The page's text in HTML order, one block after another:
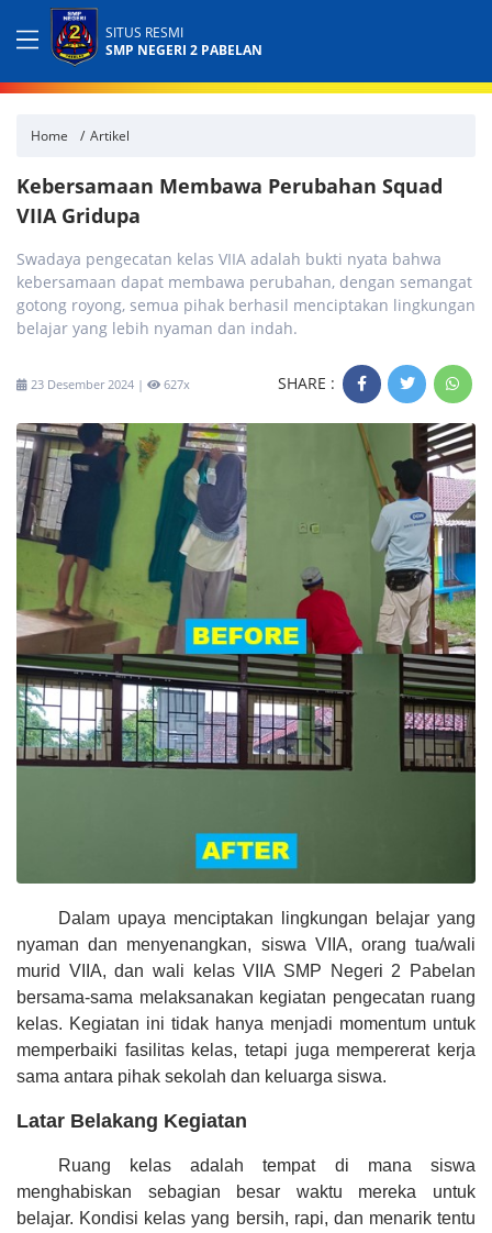
SITUS RESMI
SMP NEGERI 2 PABELAN
Home Artikel
Kebersamaan Membawa Perubahan Squad
VIIA Gridupa
Swadaya pengecatan kelas VIIA adalah bukti nyata bahwa
kebersamaan dapat membawa perubahan, dengan semangat
gotong royong, semua pihak berhasil menciptakan lingkungan
belajar yang lebih nyaman dan indah.
23 Desember 2024 | 627x SHARE :
Dalam upaya menciptakan lingkungan belajar yang
nyaman dan menyenangkan, siswa VIIA, orang tua/wali
murid VIIA, dan wali kelas VIIA SMP Negeri 2 Pabelan
bersama-sama melaksanakan kegiatan pengecatan ruang
kelas. Kegiatan ini tidak hanya menjadi momentum untuk
memperbaiki fasilitas kelas, tetapi juga mempererat kerja
sama antara pihak sekolah dan keluarga siswa.
Latar Belakang Kegiatan
Ruang kelas adalah tempat di mana siswa
menghabiskan sebagian besar waktu mereka untuk
belajar. Kondisi kelas yang bersih, rapi, dan menarik tentu